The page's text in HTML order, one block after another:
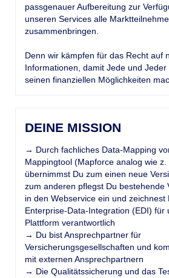
passgenauer Aufbereitung zur
unseren Services alle
zusammenbringen.
Denn wir kämpfen für das Recht auf
Informationen, damit Jede und
seinen finanziellen Möglichkeiten
DEINE MISSION
→ Durch fachliches Data-Mapping
Mappingtool (Mapforce analog wie z.
übernimmst Du zum einen neue
zum anderen pflegst Du bestehende
in den Webservice ein und zeichnest
Enterprise-Data-Integration (EDI) für
Plattform verantwortlich
→ Du bist Ansprechpartner für
Versicherungsgesellschaften und
mit externen Ansprechpartnern
→ Die Qualitätssicherung und das